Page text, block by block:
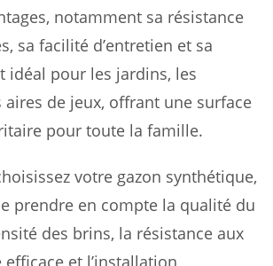
notamment sa résistance
sa facilité d’entretien et sa
idéal pour les jardins, les
aires de jeux, offrant une surface
pour toute la famille.
votre gazon synthétique,
prendre en compte la qualité du
des brins, la résistance aux
efficace et l’installation